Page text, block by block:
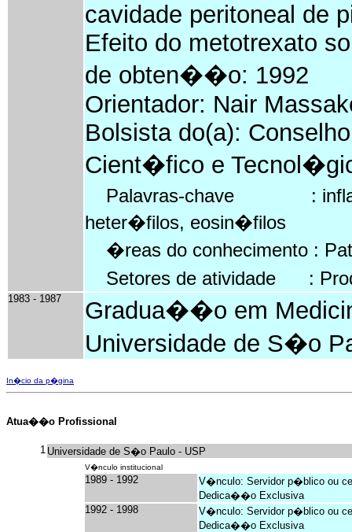
cavidade peritoneal de
Efeito do metotrexato
de obten��o: 1992
Orientador: Nair
Bolsista do(a):
Cient�fico e
Palavras-chave :
heter�filos, eosin�filos
�reas do conhecimento :
Setores de atividade :
1983 - 1987
Gradua��o em
Universidade de S�o
In�cio da p�gina
Atua��o Profissional
1 Universidade de S�o Paulo - USP
V�nculo institucional
1989 - 1992
V�nculo: Servidor p�blico ou
Dedica��o Exclusiva
1992 - 1998
V�nculo: Servidor p�blico ou
Dedica��o Exclusiva